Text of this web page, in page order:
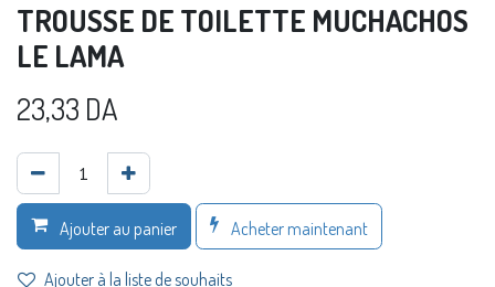
TROUSSE DE TOILETTE MUCHACHOS
LE LAMA
23,33 DA
Ajouter au panier Acheter maintenant
Ajouter à la liste de souhaits